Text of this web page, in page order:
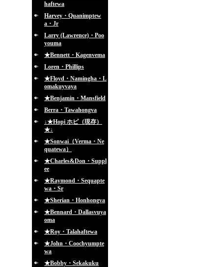
haftewa
Harvey・Quanimptew
a・Jr
Larry (Lawrence)・Poo
youma
★Bennett・Kagenvema
Loren・Phillips
★Floyd・Namingha・L
omakuyvaya
★Benjamin・Mansfield
Berra・Tawahongva
↓★Hopi ホピ（現存）
★↓
★Sonwai（Verma・Ne
quatewa）
★Charles&Don・Suppl
ee
★Raymond・Sequapte
wa・Sr
★Sherian・Honhongva
★Bennard・Dallasvuya
oma
★Roy・Talahaftewa
★John・Coochyumpte
wa
★Bobby・Sekakuku